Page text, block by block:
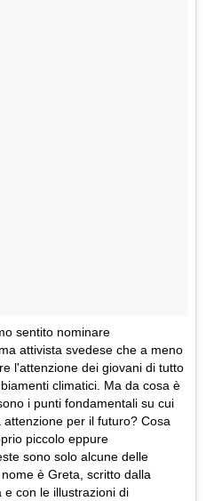
sentito nominare
attivista svedese che a meno
l'attenzione dei giovani di tutto
climatici. Ma da cosa è
i punti fondamentali su cui
per il futuro? Cosa
piccolo eppure
sono solo alcune delle
è Greta, scritto dalla
e con le illustrazioni di